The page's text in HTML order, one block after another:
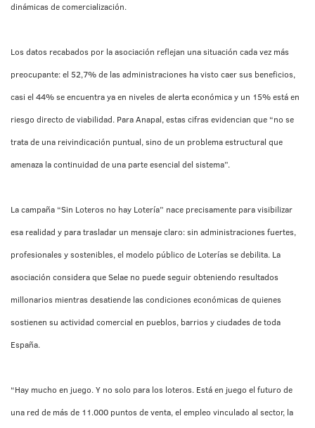
dinámicas de comercialización.
Los datos recabados por la asociación reflejan una situación cada vez más
preocupante: el 52,7% de las administraciones ha visto caer sus beneficios,
casi el 44% se encuentra ya en niveles de alerta económica y un 15% está en
riesgo directo de viabilidad. Para Anapal, estas cifras evidencian que “no se
trata de una reivindicación puntual, sino de un problema estructural que
amenaza la continuidad de una parte esencial del sistema”.
La campaña “Sin Loteros no hay Lotería” nace precisamente para visibilizar
esa realidad y para trasladar un mensaje claro: sin administraciones fuertes,
profesionales y sostenibles, el modelo público de Loterías se debilita. La
asociación considera que Selae no puede seguir obteniendo resultados
millonarios mientras desatiende las condiciones económicas de quienes
sostienen su actividad comercial en pueblos, barrios y ciudades de toda
España.
“Hay mucho en juego. Y no solo para los loteros. Está en juego el futuro de
una red de más de 11.000 puntos de venta, el empleo vinculado al sector, la